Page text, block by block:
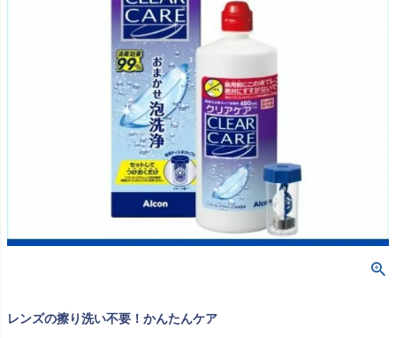
レンズの擦り洗い不要！かんたんケア